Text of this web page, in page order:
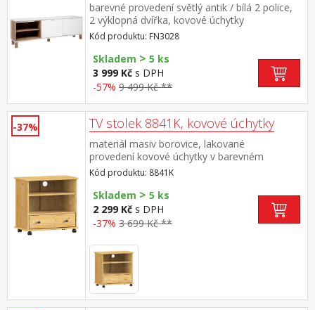
barevné provedení světlý antik / bílá 2 police,
2 výklopná dvířka, kovové úchytky
Kód produktu: FN3028
Skladem > 5 ks
3 999 Kč s DPH
-57% 9 499 Kč **
-37% TV stolek 8841K, kovové úchytky
materiál masiv borovice, lakované
provedení kovové úchytky v barevném
provedení černěná mosaz jedna zásuvka s
kovovými pojezdy pojízdný na kolečkách
Kód produktu: 8841K
Skladem > 5 ks
2 299 Kč s DPH
-37% 3 699 Kč **